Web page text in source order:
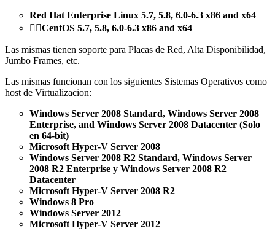
Red Hat Enterprise Linux 5.7, 5.8, 6.0-6.3 x86 and x64
CentOS 5.7, 5.8, 6.0-6.3 x86 and x64
Las mismas tienen soporte para Placas de Red, Alta Disponibilidad,
Jumbo Frames, etc.
Las mismas funcionan con los siguientes Sistemas Operativos como
host de Virtualizacion:
Windows Server 2008 Standard, Windows Server 2008
Enterprise, and Windows Server 2008 Datacenter (Solo
en 64-bit)
Microsoft Hyper-V Server 2008
Windows Server 2008 R2 Standard, Windows Server
2008 R2 Enterprise y Windows Server 2008 R2
Datacenter
Microsoft Hyper-V Server 2008 R2
Windows 8 Pro
Windows Server 2012
Microsoft Hyper-V Server 2012